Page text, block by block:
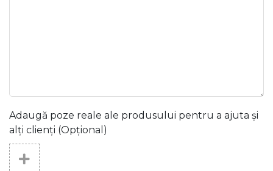
Adaugă poze reale ale produsului pentru a ajuta și
alți clienți (Opțional)